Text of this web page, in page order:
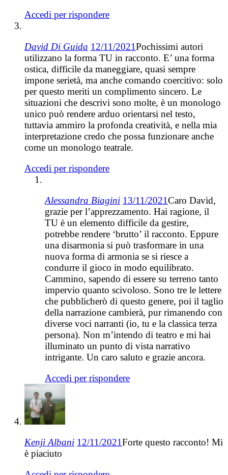
Accedi per rispondere
David Di Guida 12/11/2021Pochissimi autori
utilizzano la forma TU in racconto. E’ una forma
ostica, difficile da maneggiare, quasi sempre
impone serietà, ma anche comando coercitivo: solo
per questo meriti un complimento sincero. Le
situazioni che descrivi sono molte, è un monologo
unico può rendere arduo orientarsi nel testo,
tuttavia ammiro la profonda creatività, e nella mia
interpretazione credo che possa funzionare anche
come un monologo teatrale.
Accedi per rispondere
Alessandra Biagini 13/11/2021Caro David,
grazie per l’apprezzamento. Hai ragione, il
TU è un elemento difficile da gestire,
potrebbe rendere ‘brutto’ il racconto. Eppure
una disarmonia si può trasformare in una
nuova forma di armonia se si riesce a
condurre il gioco in modo equilibrato.
Cammino, sapendo di essere su terreno tanto
impervio quanto scivoloso. Sono tre le lettere
che pubblicherò di questo genere, poi il taglio
della narrazione cambierà, pur rimanendo con
diverse voci narranti (io, tu e la classica terza
persona). Non m’intendo di teatro e mi hai
illuminato un punto di vista narrativo
intrigante. Un caro saluto e grazie ancora.
Accedi per rispondere
Kenji Albani 12/11/2021Forte questo racconto! Mi
è piaciuto